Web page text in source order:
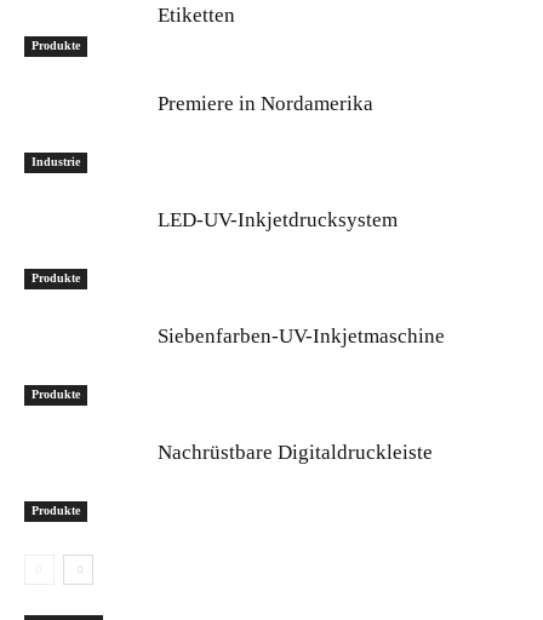
Produkte
Etiketten
Industrie
Premiere in Nordamerika
Produkte
LED-UV-Inkjetdrucksystem
Produkte
Siebenfarben-UV-Inkjetmaschine
Produkte
Nachrüstbare Digitaldruckleiste